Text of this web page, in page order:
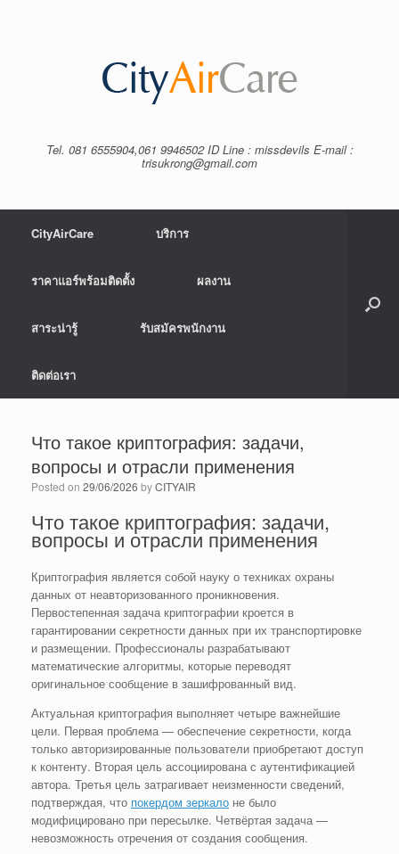
Tel. 081 6555904,061 9946502 ID Line : missdevils E-mail :
trisukrong@gmail.com
CityAirCare บริการ
ราคาแอร์พร้อมติดตั้ง ผลงาน
สาระน่ารู้ รับสมัครพนักงาน
ติดต่อเรา
Что такое криптография: задачи,
вопросы и отрасли применения
Posted on 29/06/2026 byCITYAIR
Что такое криптография: задачи,
вопросы и отрасли применения
Криптография является собой науку о техниках охраны
данных от неавторизованного проникновения.
Первостепенная задача криптографии кроется в
гарантировании секретности данных при их транспортировке
и размещении. Профессионалы разрабатывают
математические алгоритмы, которые переводят
оригинальное сообщение в зашифрованный вид.
Актуальная криптография выполняет четыре важнейшие
цели. Первая проблема — обеспечение секретности, когда
только авторизированные пользователи приобретают доступ
к контенту. Вторая цель ассоциирована с аутентификацией
автора. Третья цель затрагивает неизменности сведений,
подтверждая, что покердом зеркало не было
модифицировано при пересылке. Четвёртая задача —
невозможность отречения от создания сообщения.